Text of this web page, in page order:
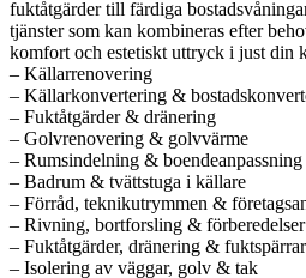
fuktåtgärder till färdiga
tjänster som kan kombineras efter
komfort och estetiskt uttryck i just din
– Källarrenovering
– Källarkonvertering &
– Fuktåtgärder & dränering
– Golvrenovering & golvvärme
– Rumsindelning & boendeanpassning
– Badrum & tvättstuga i källare
– Förråd, teknikutrymmen &
– Rivning, bortforsling & förberedelser
– Fuktåtgärder, dränering & fuktspärrar
– Isolering av väggar, golv & tak